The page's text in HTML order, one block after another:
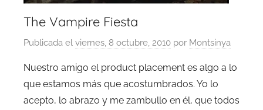
The Vampire Fiesta
Publicada el viernes, 8 octubre, 2010 por Montsinya
Nuestro amigo el product placement es algo a lo
que estamos más que acostumbrados. Yo lo
acepto, lo abrazo y me zambullo en él, que todos